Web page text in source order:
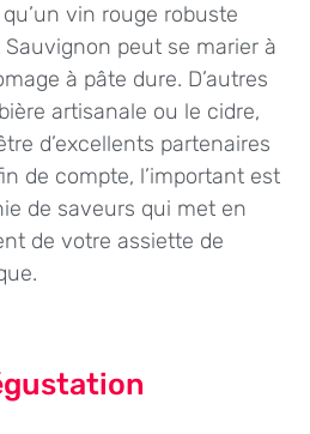
vin rouge robuste
peut se marier à
à pâte dure. D’autres
artisanale ou le cidre,
d’excellents partenaires
de compte, l’important est
de saveurs qui met en
de votre assiette de